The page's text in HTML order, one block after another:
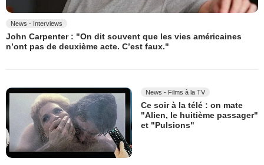
News - Interviews
John Carpenter : "On dit souvent que les vies américaines
n’ont pas de deuxième acte. C’est faux."
News - Films à la TV
Ce soir à la télé : on mate
"Alien, le huitième passager"
et "Pulsions"